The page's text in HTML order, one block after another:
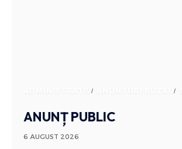
ADMINISTRATIV ANUNTURI BUZAU
ANUNȚ PUBLIC
6 AUGUST 2026